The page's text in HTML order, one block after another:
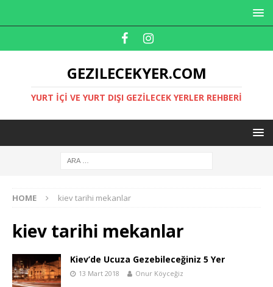
GEZILECEKYER.COM
YURT İÇI VE YURT DIŞI GEZILECEK YERLER REHBERI
HOME kiev tarihi mekanlar
kiev tarihi mekanlar
Kiev’de Ucuza Gezebileceğiniz 5 Yer
13 Mart 2018 Onur Köyceğiz